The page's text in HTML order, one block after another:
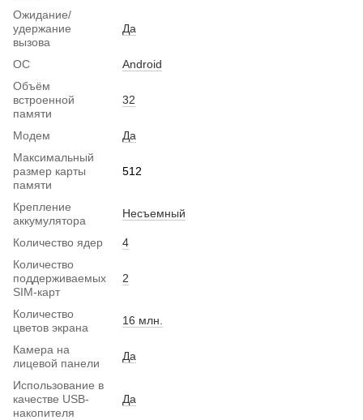
Ожидание/
удержание
вызова
Да
ОС
Android
Объём
встроенной
памяти
32
Модем
Да
Максимальный
размер карты
памяти
512
Крепление
аккумулятора
Несъемный
Количество ядер
4
Количество
поддерживаемых
SIM-карт
2
Количество
цветов экрана
16 млн.
Камера на
лицевой панели
Да
Использование в
качестве USB-
накопителя
Да